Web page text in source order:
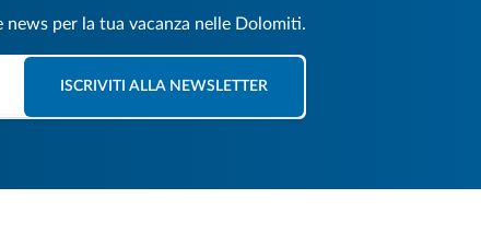
per la tua vacanza nelle Dolomiti.
ISCRIVITI ALLA NEWSLETTER